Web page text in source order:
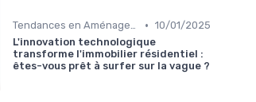
Tendances en Aménagement Domestique • 10/01/2025
L'innovation technologique
transforme l'immobilier résidentiel :
êtes-vous prêt à surfer sur la vague ?